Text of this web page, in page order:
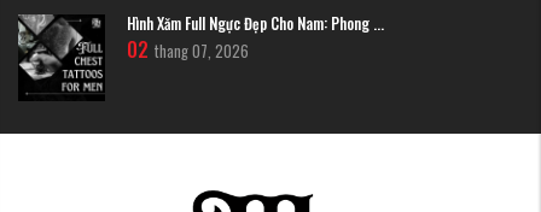
Hình Xăm Full Ngực Đẹp Cho Nam: Phong ...
02 thang 07, 2026